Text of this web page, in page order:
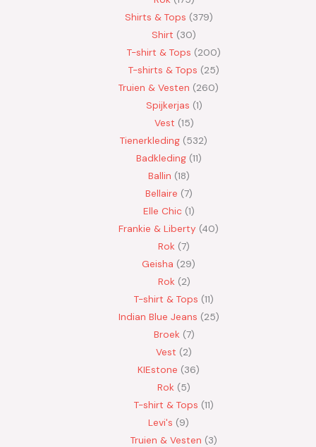
Shirts & Tops 379
Shirt
30
T-shirt & Tops
200
T-shirts & Tops
25
Truien & Vesten
260
Spijkerjas 1
Vest 15
Tienerkleding 532
Badkleding 11
Ballin 18
Bellaire 7
Elle Chic 1
Frankie & Liberty 40
Rok 7
Geisha
29
Rok 2
T-shirt & Tops 11
Indian Blue Jeans 25
Broek 7
Vest
2
KIEstone
36
Rok
5
T-shirt & Tops 11
Levi's
9
Truien & Vesten
3